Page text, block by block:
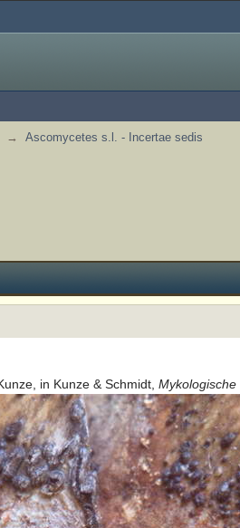
→ Ascomycetes s.l. - Incertae sedis
in Kunze & Schmidt, Mykologische